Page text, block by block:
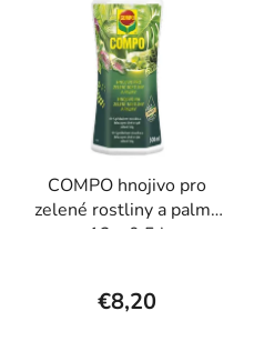
COMPO hnojivo pro
zelené rostliny a palmy
12 x 0,5 l
€8,20